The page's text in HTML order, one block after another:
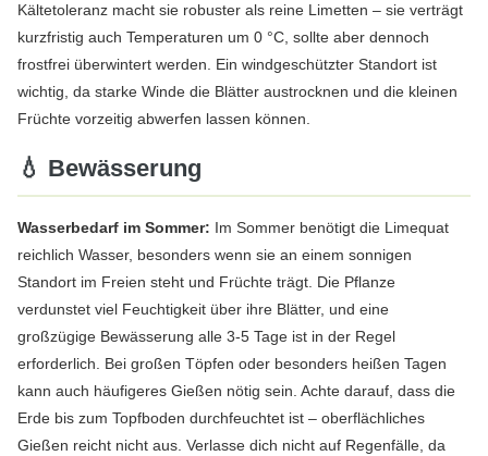
Kältetoleranz macht sie robuster als reine Limetten – sie verträgt
kurzfristig auch Temperaturen um 0 °C, sollte aber dennoch
frostfrei überwintert werden. Ein windgeschützter Standort ist
wichtig, da starke Winde die Blätter austrocknen und die kleinen
Früchte vorzeitig abwerfen lassen können.
💧 Bewässerung
Wasserbedarf im Sommer: Im Sommer benötigt die Limequat
reichlich Wasser, besonders wenn sie an einem sonnigen
Standort im Freien steht und Früchte trägt. Die Pflanze
verdunstet viel Feuchtigkeit über ihre Blätter, und eine
großzügige Bewässerung alle 3-5 Tage ist in der Regel
erforderlich. Bei großen Töpfen oder besonders heißen Tagen
kann auch häufigeres Gießen nötig sein. Achte darauf, dass die
Erde bis zum Topfboden durchfeuchtet ist – oberflächliches
Gießen reicht nicht aus. Verlasse dich nicht auf Regenfälle, da